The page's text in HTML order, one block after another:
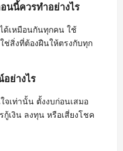
นนี้ควรทำอย่างไร
ด้เหมือนกันทุกคน ใช้
สิ่งที่ต้องฝืนให้ตรงกับทุก
ย่างไร
จเท่านั้น ตั้งงบก่อนเสมอ
เงิน ลงทุน หรือเสี่ยงโชค